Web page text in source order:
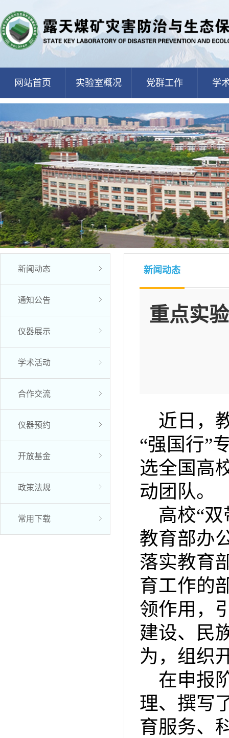
网站首页 实验室概况 党群工作 学
新闻动态
通知公告
仪器展示
学术活动
合作交流
仪器预约
开放基金
政策法规
常用下载
新闻动态
重点实
近日，
“强国行”
选全国高
动团队。
高校“
教育部办
落实教育
育工作的
领作用，
建设、民
为，组织
在申报
理、撰写
育服务、